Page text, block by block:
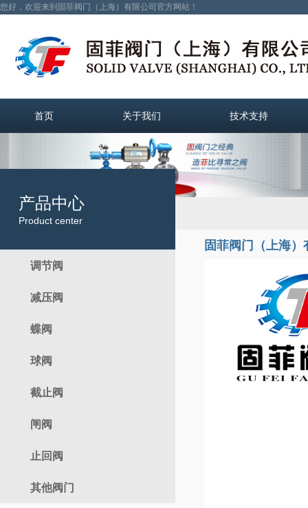
您好，欢迎来到固菲阀门（上海）有限公司官方网站！
首页 关于我们 技术支持
产品中心
Product center
调节阀
电动调节阀
气动调节阀
减压阀
蝶阀
电动蝶阀
气动蝶阀
球阀
电动球阀
气动球阀
截止阀
电动截止阀
气动截止阀
闸阀
电动闸阀
气动闸阀
止回阀
其他阀门
固菲阀门（上海）